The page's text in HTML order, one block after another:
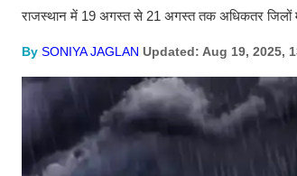
राजस्थान में 19 अगस्त से 21 अगस्त तक अधिकतर जिलों
By SONIYA JAGLAN Updated: Aug 19, 2025,